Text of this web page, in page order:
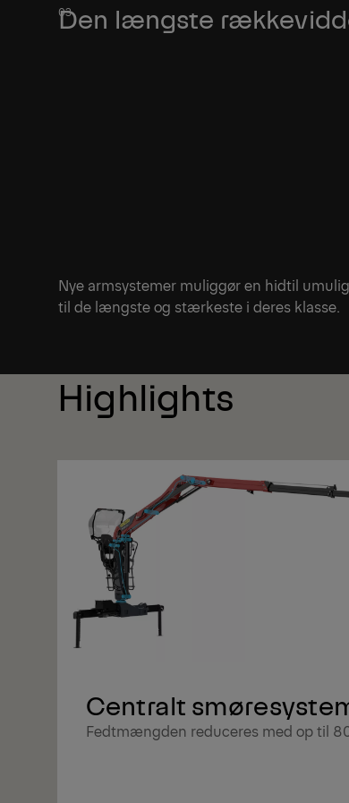
Den længste
Nye armsystemer muliggør en hidtil
til de længste og stærkeste i deres klasse.
Highlights
Centralt
Fedtmængden reduceres med op til